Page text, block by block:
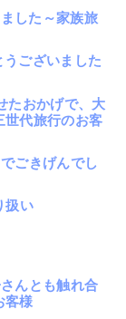
した～家族旅
ございました
たおかげで、大
世代旅行のお客
ごきげんでし
扱い
んとも触れ合
客様